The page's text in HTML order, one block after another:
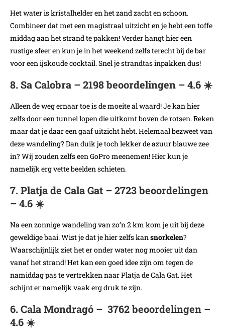
Het water is kristalhelder en het zand zacht en schoon.
Combineer dat met een magistraal uitzicht en je hebt een toffe
middag aan het strand te pakken! Verder hangt hier een
rustige sfeer en kun je in het weekend zelfs terecht bij de bar
voor een ijskoude cocktail. Snel je strandtas inpakken dus!
8. Sa Calobra – 2198 beoordelingen – 4.6 ☀️
Alleen de weg ernaar toe is de moeite al waard! Je kan hier
zelfs door een tunnel lopen die uitkomt boven de rotsen. Reken
maar dat je daar een gaaf uitzicht hebt. Helemaal bezweet van
deze wandeling? Dan duik je toch lekker de azuur blauwe zee
in? Wij zouden zelfs een GoPro meenemen! Hier kun je
namelijk erg vette beelden schieten.
7. Platja de Cala Gat – 2723 beoordelingen
– 4.6 ☀️
Na een zonnige wandeling van zo’n 2 km kom je uit bij deze
geweldige baai. Wist je dat je hier zelfs kan snorkelen?
Waarschijnlijk ziet het er onder water nog mooier uit dan
vanaf het strand! Het kan een goed idee zijn om tegen de
namiddag pas te vertrekken naar Platja de Cala Gat. Het
schijnt er namelijk vaak erg druk te zijn.
6. Cala Mondragó – 3762 beoordelingen –
4.6 ☀️